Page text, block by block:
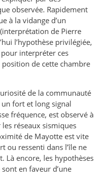
observée. Rapidement
à la vidange d’un
de Pierre
l’hypothèse privilégiée,
interpréter ces
de cette chambre
de la communauté
fort et long signal
fréquence, est observé à
réseaux sismiques
de Mayotte est vite
ou ressenti dans l’île ne
Là encore, les hypothèses
en faveur d’une